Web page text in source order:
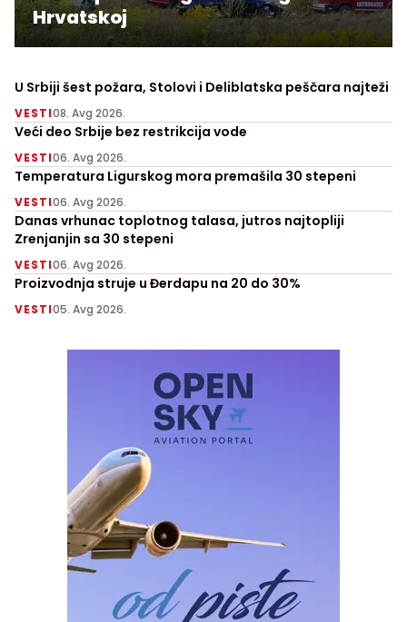
Hrvatskoj
U Srbiji šest požara, Stolovi i Deliblatska peščara najteži
VESTI08. Avg 2026.
Veći deo Srbije bez restrikcija vode
VESTI06. Avg 2026.
Temperatura Ligurskog mora premašila 30 stepeni
VESTI06. Avg 2026.
Danas vrhunac toplotnog talasa, jutros najtopliji
Zrenjanjin sa 30 stepeni
VESTI06. Avg 2026.
Proizvodnja struje u Đerdapu na 20 do 30%
VESTI05. Avg 2026.